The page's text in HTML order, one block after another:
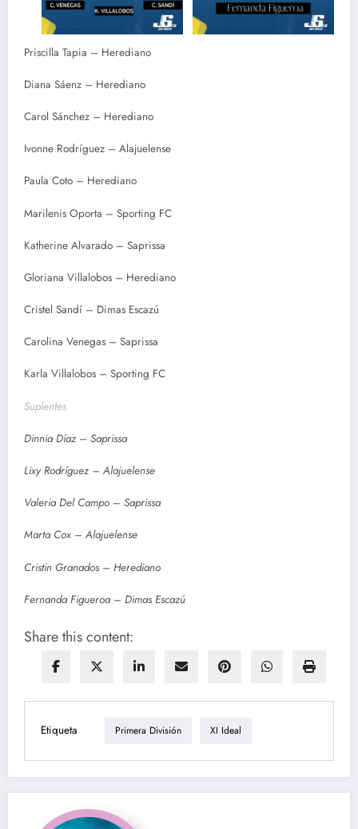
Priscilla Tapia – Herediano
Diana Sáenz – Herediano
Carol Sánchez – Herediano
Ivonne Rodríguez – Alajuelense
Paula Coto – Herediano
Marilenis Oporta – Sporting FC
Katherine Alvarado – Saprissa
Gloriana Villalobos – Herediano
Cristel Sandí – Dimas Escazú
Carolina Venegas – Saprissa
Karla Villalobos – Sporting FC
Suplentes
Dinnia Díaz – Saprissa
Lixy Rodríguez – Alajuelense
Valeria Del Campo – Saprissa
Marta Cox – Alajuelense
Cristin Granados – Herediano
Fernanda Figueroa – Dimas Escazú
Share this content:
Etiqueta Primera División XI Ideal